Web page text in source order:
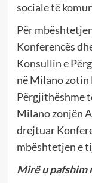
sociale të
Për
Konferencës
Konsullin e
në Milano
Përgjithëshme
Milano zonjën
drejtuar
mbështetjen e
Mirë u pafshim